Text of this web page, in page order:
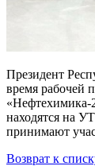
Президент
время рабочей
«Нефтехимика-
находятся на
принимают
Возврат к